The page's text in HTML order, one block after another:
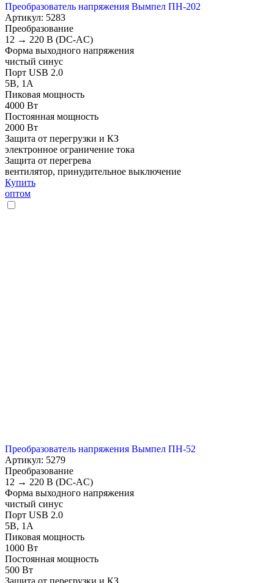
Преобразователь напряжения Вымпел ПН-202
Артикул: 5283
Преобразование
12 → 220 В (DC-AC)
Форма выходного напряжения
чистый синус
Порт USB 2.0
5В, 1А
Пиковая мощность
4000 Вт
Постоянная мощность
2000 Вт
Защита от перегрузки и КЗ
электронное ограничение тока
Защита от перегрева
вентилятор, принудительное выключение
Купить
оптом
Преобразователь напряжения Вымпел ПН-52
Артикул: 5279
Преобразование
12 → 220 В (DC-AC)
Форма выходного напряжения
чистый синус
Порт USB 2.0
5В, 1А
Пиковая мощность
1000 Вт
Постоянная мощность
500 Вт
Защита от перегрузки и КЗ